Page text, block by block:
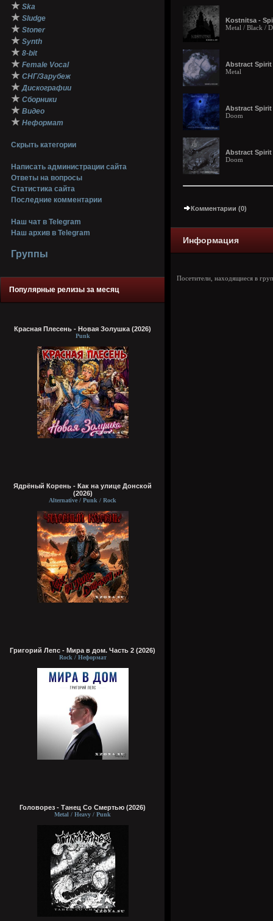
★ Ska
★ Sludge
★ Stoner
★ Synth
★ 8-bit
★ Female Vocal
★ СНГ/Зарубеж
★ Дискографии
★ Сборники
★ Видео
★ Неформат
Скрыть категории
Написать администрации сайта
Ответы на вопросы
Статистика сайта
Последние комментарии
Наш чат в Telegram
Наш архив в Telegram
Группы
Популярные релизы за месяц
Красная Плесень - Новая Золушка (2026)
Punk
Ядрёный Корень - Как на улице Донской
(2026)
Alternative / Punk / Rock
Григорий Лепс - Мира в дом. Часть 2 (2026)
Rock / Неформат
Головорез - Tанец Со Смертью (2026)
Metal / Heavy / Punk
Kostnitsa -
Metal / Black /
Abstract Spirit
Metal
Abstract Spirit
Doom
Abstract Spirit
Doom
Комментарии (0)
Информация
Посетители, находящиеся в